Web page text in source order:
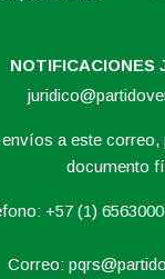
NOTIFICACIONES
a este
documento
+57 (1)
Correo: